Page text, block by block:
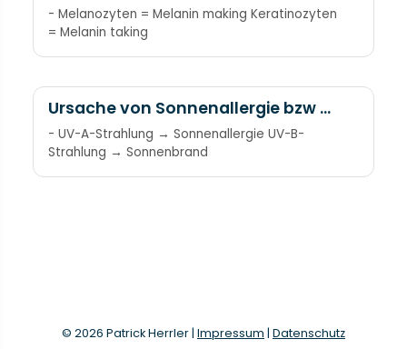
- Melanozyten = Melanin making Keratinozyten
= Melanin taking
Ursache von Sonnenallergie bzw -
brand
- UV-A-Strahlung → Sonnenallergie UV-B-
Strahlung → Sonnenbrand
© 2026 Patrick Herrler | Impressum | Datenschutz